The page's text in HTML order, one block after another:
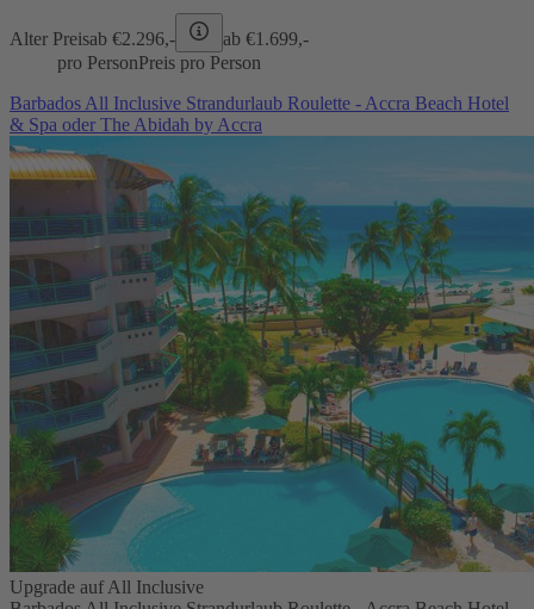
Alter Preisab €2.296,- ab €1.699,-
pro PersonPreis pro Person
Barbados All Inclusive Strandurlaub Roulette - Accra Beach Hotel
& Spa oder The Abidah by Accra
Upgrade auf All Inclusive